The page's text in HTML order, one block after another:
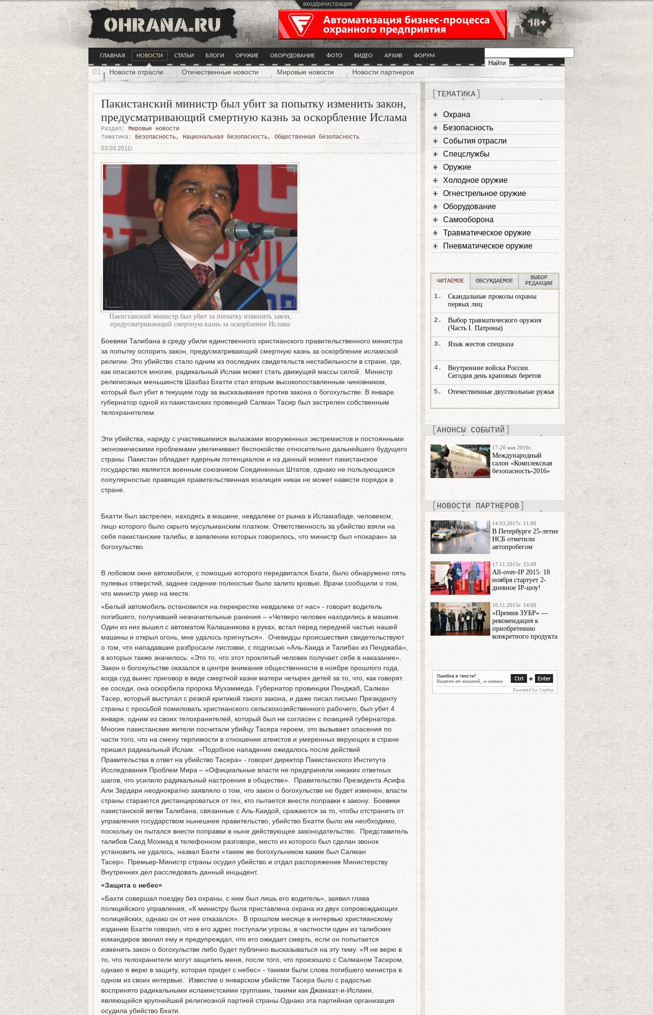
вход/регистрация
ГЛАВНАЯ НОВОСТИ СТАТЬИ БЛОГИ ОРУЖИЕ ОБОРУДОВАНИЕ ФОТО ВИДЕО АРХИВ ФОРУМ
Новости отрасли Отечественные новости Мировые новости Новости партнеров
Пакистанский министр был убит за попытку изменить закон,
предусматривающий смертную казнь за оскорбление Ислама
Раздел:
Мировые новости
Тематика:
Безопасность, Национальная безопасность, Общественная безопасность
03.03.2011г.
Пакистанский министр был убит за попытку изменить закон,
предусматривающий смертную казнь за оскорбление Ислама
Боевики Талибана в среду убили единственного христианского правительственного министра
за попытку оспорить закон, предусматривающий смертную казнь за оскорбление исламской
религии. Это убийство стало одним из последних свидетельств нестабильности в стране, где,
как опасаются многие, радикальный Ислам может стать движущей массы силой. Министр
религиозных меньшинств Шахбаз Бхатти стал вторым высокопоставленным чиновником,
который был убит в текущем году за высказывания против закона о богохульстве. В январе
губернатор одной из пакистанских провинций Салман Тасир был застрелен собственным
телохранителем.
Эти убийства, наряду с участившимися вылазками вооруженных экстремистов и постоянными
экономическими проблемами увеличивают беспокойство относительно дальнейшего будущего
страны. Пакистан обладает ядерным потенциалом и на данный момент пакистанское
государство является военным союзником Соединенных Штатов, однако не пользующаяся
популярностью правящая правительственная коалиция никак не может навести порядок в
стране.
Бхатти был застрелен, находясь в машине, невдалеке от рынка в Исламабаде, человеком,
лицо которого было скрыто мусульманским платком. Ответственность за убийство взяли на
себя пакистанские талибы, в заявлении которых говорилось, что министр был «покаран» за
богохульство.
В лобовом окне автомобиля, с помощью которого передвигался Бхати, было обнаружено пять
пулевых отверстий, заднее сидение полностью было залито кровью. Врачи сообщили о том,
что министр умер на месте.
«Белый автомобиль остановился на перекрестке невдалеке от нас» - говорит водитель
погибшего, получивший незначительные ранения – «Четверо человек находились в машине.
Один из них вышел с автоматом Калашникова в руках, встал перед передней частью нашей
машины и открыл огонь, мне удалось пригнуться». Очевидцы происшествия свидетельствуют
о том, что нападавшие разбросали листовки, с подписью «Аль-Каида и Талибан из Пенджаба»,
в которых также значилось: «Это то, что этот проклятый человек получает себе в наказание».
Закон о богохульстве оказался в центре внимания общественности в ноябре прошлого года,
когда суд вынес приговор в виде смертной казни матери четырех детей за то, что, как говорят
ее соседи, она оскорбила пророка Мухаммеда. Губернатор провинции Пенджаб, Салман
Тасер, который выступал с резкой критикой такого закона, и даже писал письмо Президенту
страны с просьбой помиловать христианского сельскохозяйственного рабочего, был убит 4
января, одним из своих телохранителей, который был не согласен с позицией губернатора.
Многие пакистанские жители посчитали убийцу Тасера героем, это вызывает опасения по
части того, что на смену терпимости в отношении атеистов и умеренных верующих в стране
пришел радикальный Ислам. «Подобное нападение ожидалось после действий
Правительства в ответ на убийство Тасера» - говорит директор Пакистанского Института
Исследования Проблем Мира – «Официальные власти не предприняли никаких ответных
шагов, что усилило радикальный настроения в обществе». Правительство Президента Асифа
Али Зардари неоднократно заявляло о том, что закон о богохульстве не будет изменен, власти
страны стараются дистанцироваться от тех, кто пытается внести поправки к закону. Боевики
пакистанской ветви Талибана, связанные с Аль-Каидой, сражаются за то, чтобы отстранить от
управления государством нынешнее правительство, убийство Бхатти было им необходимо,
поскольку он пытался внести поправки в ныне действующее законодательство. Представитель
талибов Саед Мохмад в телефонном разговоре, место из которого был сделан звонок
установить не удалось, назвал Бахти «таким же богохульником каким был Салман
Тасер». Премьер-Министр страны осудил убийство и отдал распоряжение Министерству
Внутренних дел расследовать данный инцыдент.
«Защита с небес»
«Бахти совершал поездку без охраны, с ним был лишь его водитель», заявил глава
полицейского управления, «К министру была приставлена охрана из двух сопровождающих
полицейских, однако он от нее отказался». В прошлом месяце в интервью христианскому
изданию Бхатти говорил, что в его адрес поступали угрозы, в частности один из талибских
командиров звонил ему и предупреждал, что его ожидает смерть, если он попытается
изменить закон о богохульстве либо будет публично высказываться на эту тему. «Я не верю в
то, что телохранители могут защитить меня, после того, что произошло с Салманом Тасером,
однако я верю в защиту, которая придет с небес» - такими были слова погибшего министра в
одном из своих интервью. Известие о январском убийстве Тасера было с радостью
воспринято радикальными исламистскими группами, такими как Джамаат-и-Ислами,
являющейся крупнейшей религиозной партией страны.Однако эта партийная организация
осудила убийство Бхати.
ТЕМАТИКА
Охрана
Безопасность
События отрасли
Спецслужбы
Оружие
Холодное оружие
Огнестрельное оружие
Оборудование
Самооборона
Травматическое оружие
Пневматическое оружие
ЧИТАЕМОЕ ОБСУЖДАЕМОЕ
ВЫБОР
РЕДАКЦИИ
Скандальные проколы охраны
первых лиц
1.
Выбор травматического оружия
(Часть I. Патроны)
2.
Язык жестов спецназа
3.
Внутренние войска России.
Сегодня день краповых беретов
4.
Отечественные двуствольные ружья
5.
АНОНСЫ СОБЫТИЙ
17-20 мая 2016г.
Международный
салон «Комплексная
безопасность-2016»
НОВОСТИ ПАРТНЕРОВ
14.03.2017г. 11:00
В Петербурге 25-летие
НСБ отметили
автопробегом
17.11.2015г. 15:00
All-over-IP 2015: 18
ноября стартует 2-
дневное IP-шоу!
16.11.2015г. 14:00
«Премия ЗУБР» —
рекомендация к
приобретению
конкретного продукта